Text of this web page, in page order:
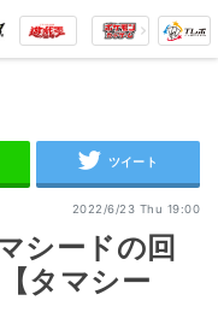
2022/6/23 Thu 19:00
シードの回
タマシー